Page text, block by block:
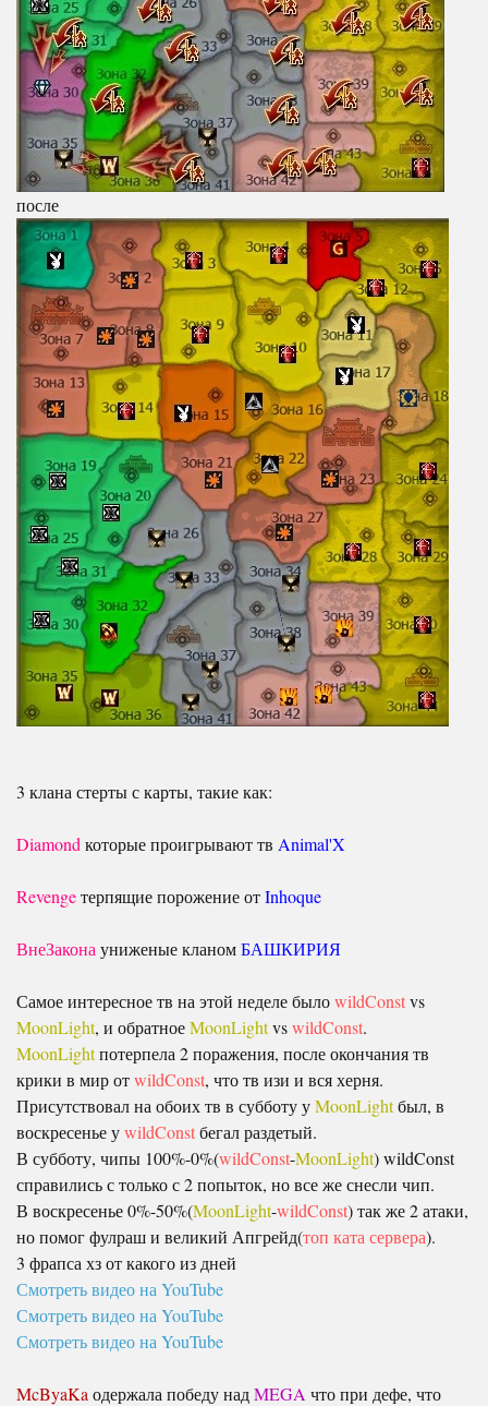
после
3 клана стерты с карты, такие как:
Diamond которые проигрывают тв Animal'X
Revengeтерпящие порожение отInhoque
ВнеЗакона униженые кланомБАШКИРИЯ
Самое интересное тв на этой неделе былоwildConstvs
MoonLight, и обратноеMoonLightvswildConst.
MoonLightпотерпела 2 поражения, после окончания тв
крики в мир отwildConst, что тв изи и вся херня.
Присутствовал на обоих тв в субботу уMoonLightбыл, в
воскресенье уwildConstбегал раздетый.
В субботу, чипы 100%-0%(wildConst-MoonLight) wildConst
справились с только с 2 попыток, но все же снесли чип.
В воскресенье 0%-50%(MoonLight-wildConst) так же 2 атаки,
но помог фулраш и великий Апгрейд(топ ката сервера).
3 фрапса хз от какого из дней
Смотреть видео на YouTube
Смотреть видео на YouTube
Смотреть видео на YouTube
McByaKa одержала победу надMEGA что при дефе, что